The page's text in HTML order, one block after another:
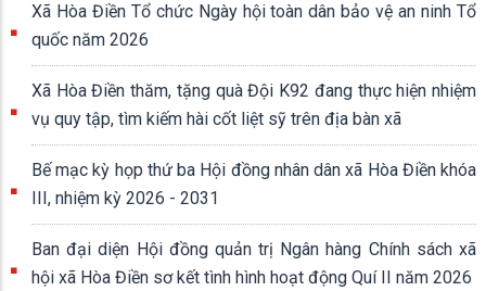
Xã Hòa Điền Tổ chức Ngày hội toàn dân bảo vệ an ninh Tổ
quốc năm 2026
Xã Hòa Điền thăm, tặng quà Đội K92 đang thực hiện nhiệm
vụ quy tập, tìm kiếm hài cốt liệt sỹ trên địa bàn xã
Bế mạc kỳ họp thứ ba Hội đồng nhân dân xã Hòa Điền khóa
III, nhiệm kỳ 2026 - 2031
Ban đại diện Hội đồng quản trị Ngân hàng Chính sách xã
hội xã Hòa Điền sơ kết tình hình hoạt động Quí II năm 2026